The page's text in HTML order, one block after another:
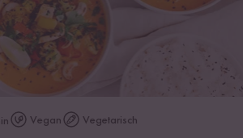
op het recept
Vegan Vegetarisch